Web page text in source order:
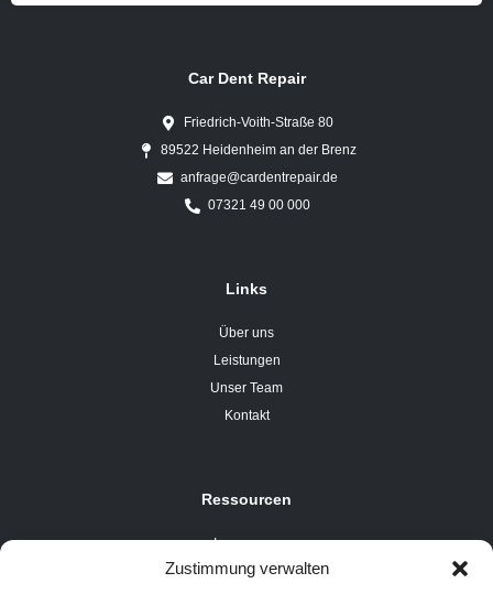
Zustimmung verwalten
Car Dent Repair
Friedrich-Voith-Straße 80
89522 Heidenheim an der Brenz
anfrage@cardentrepair.de
07321 49 00 000
Links
Über uns
Leistungen
Unser Team
Kontakt
Ressourcen
Impressum
Datenschutzerklärung